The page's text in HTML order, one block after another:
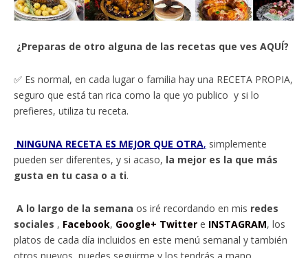
¿Preparas de otro alguna de las recetas que ves AQUÍ?
✅ Es normal, en cada lugar o familia hay una RECETA PROPIA,
seguro que está tan rica como la que yo publico y si lo
prefieres, utiliza tu receta.
NINGUNA RECETA ES MEJOR QUE OTRA, simplemente
pueden ser diferentes, y si acaso, la mejor es la que más
gusta en tu casa o a ti.
A lo largo de la semana os iré recordando en mis redes
sociales , Facebook, Google+ Twitter e INSTAGRAM, los
platos de cada día incluidos en este menú semanal y también